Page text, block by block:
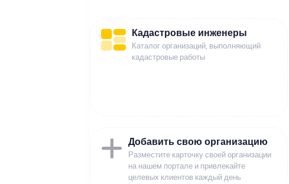
Кадастровые инженеры
Каталог организаций, выполняющий
кадастровые работы
Добавить свою организацию
Разместите карточку своей организации
на нашем портале и привлекайте
целевых клиентов каждый день